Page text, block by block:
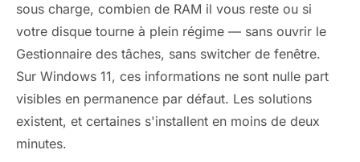
sous charge, combien de RAM il vous reste ou si
votre disque tourne à plein régime — sans ouvrir le
Gestionnaire des tâches, sans switcher de fenêtre.
Sur Windows 11, ces informations ne sont nulle part
visibles en permanence par défaut. Les solutions
existent, et certaines s'installent en moins de deux
minutes.